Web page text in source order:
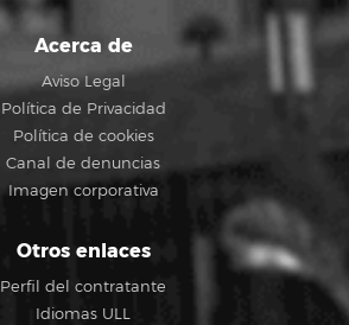
Acerca de
Aviso Legal
Política de Privacidad
Política de cookies
Canal de denuncias
Imagen corporativa
Otros enlaces
Perfil del contratante
Idiomas ULL